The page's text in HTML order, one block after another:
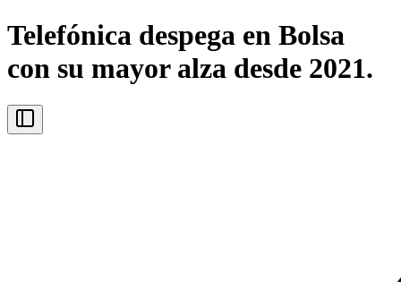
Telefónica despega en Bolsa
con su mayor alza desde 2021.